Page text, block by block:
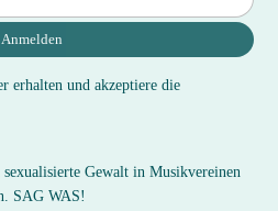
Anmelden
erhalten und akzeptiere die
sexualisierte Gewalt in Musikvereinen
SAG WAS!